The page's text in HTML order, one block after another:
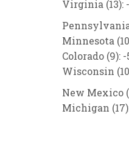
Virginia (13):
Pennsylvania
Minnesota
Colorado (9): -
Wisconsin
New Mexico
Michigan